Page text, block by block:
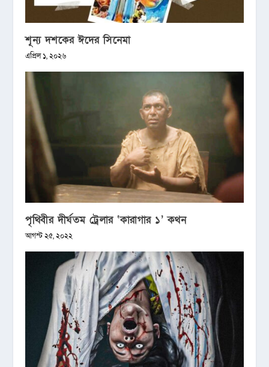
শূন্য দশকের ঈদের সিনেমা
এপ্রিল ১, ২০২৬
পৃথিবীর দীর্ঘতম ট্রেলার ‘কারাগার ১’ কথন
আগস্ট ২৫, ২০২২